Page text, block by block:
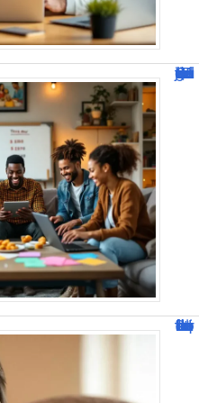
JetPunk : Quiz et jeux de culture générale
Jacques Dutronc fortune : estimation et sources de richesse !